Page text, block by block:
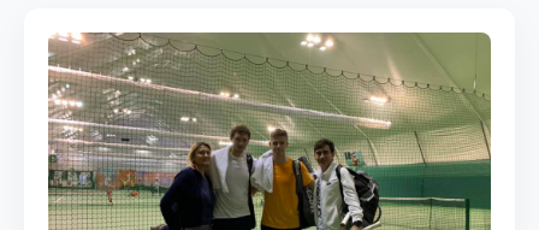
ПЕРСОНАЛИИ
МЕДИА
КОРТЫ